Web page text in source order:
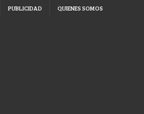
PUBLICIDAD QUIENES SOMOS